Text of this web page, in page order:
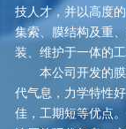
技人才，并以高度
集索、膜结构及重
装、维护于一体的工
本公司开发的膜
代气息，力学特性
佳，工期短等优点